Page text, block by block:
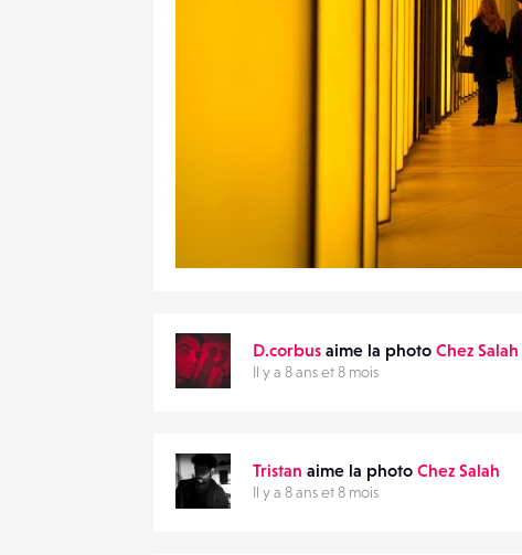
13
D.corbus aime la photo Chez Salah
Il y a 8 ans et 8 mois
Tristan aime la photo Chez Salah
Il y a 8 ans et 8 mois